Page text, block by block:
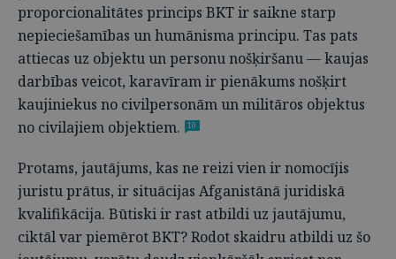
proporcionalitātes princips BKT ir saikne starp
nepieciešamības un humānisma principu. Tas pats
attiecas uz objektu un personu nošķiršanu — kaujas
darbības veicot, karavīram ir pienākums nošķirt
kaujiniekus no civilpersonām un militāros objektus
no civilajiem objektiem.
10
Protams, jautājums, kas ne reizi vien ir nomocījis
juristu prātus, ir situācijas Afganistānā juridiskā
kvalifikācija. Būtiski ir rast atbildi uz jautājumu,
ciktāl var piemērot BKT? Rodot skaidru atbildi uz šo